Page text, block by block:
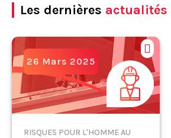
Les dernières actualités
26 Mars 2025
RISQUES POUR L'HOMME AU